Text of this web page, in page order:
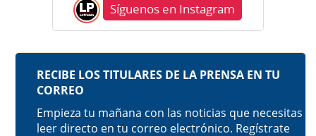
Síguenos en Instagram